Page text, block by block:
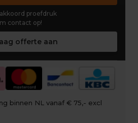
proefdruk
contact op!
offerte aan
binnen NL vanaf € 75,- excl